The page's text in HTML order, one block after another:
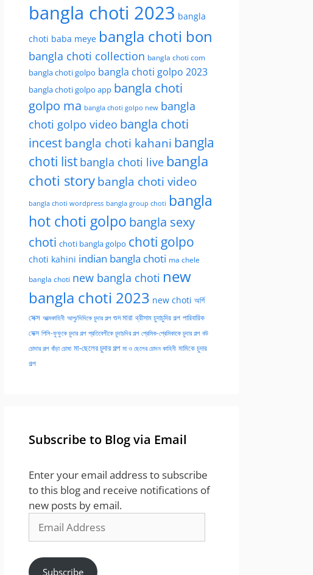
bangla choti 2023 bangla
choti baba meye bangla choti bon
bangla choti collection bangla choti com
bangla choti golpo bangla choti golpo 2023
bangla choti golpo app bangla choti
golpo ma bangla choti golpo new bangla
choti golpo video bangla choti
incestbangla choti kahani bangla
choti list bangla choti live bangla
choti storybangla choti video
bangla choti wordpress bangla group choti bangla
hot choti golpo bangla sexy
choti choti bangla golpo choti golpo
choti kahini indian bangla choti ma chele
bangla choti new bangla choti new
bangla choti 2023 new choti অর্গি
সেক্স আত্মকাহিনী আপু/দিদিকে চুদার গল্প গুদ মারা থ্রীসাম চুদাচুদির গল্প পারিবারিক
সেক্স পিসি-ফুফুকে চুদার গল্প প্রতিবেশীকে চুদাচদির গল্প প্রেমিক-প্রেমিকাকে চুদার গল্প বউ
চোদার গল্প বাঁড়া চোষা মা-ছেলের চুদার গল্প মা ও ছেলের চোদন কাহিনী মামিকে চুদার
গল্প
Subscribe to Blog via Email
Enter your email address to subscribe
to this blog and receive notifications of
new posts by email.
Address
Subscribe